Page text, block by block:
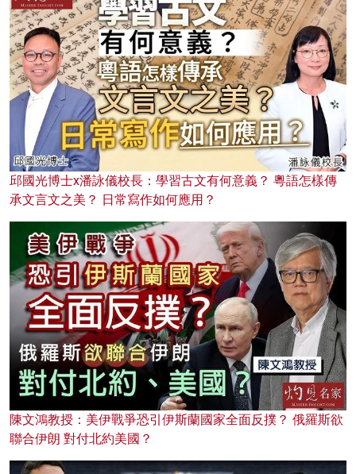
邱國光博士x潘詠儀校長：學習古文有何意義？ 粵語怎樣傳
承文言文之美？ 日常寫作如何應用？
陳文鴻教授：美伊戰爭恐引伊斯蘭國家全面反撲？ 俄羅斯欲
聯合伊朗 對付北約美國？